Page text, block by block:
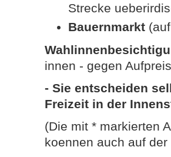
Strecke
Bauernmarkt
innen - gegen
- Sie entscheiden
Freizeit in der
(Die mit * markierten
koennen auch auf